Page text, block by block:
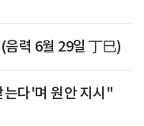
음력 6월 29일 丁巳)
다'며 원안 지시"